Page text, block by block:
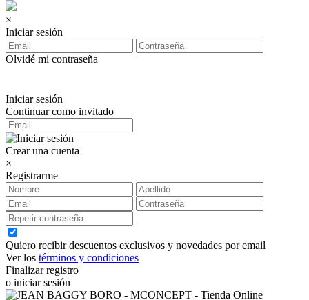
×
Iniciar sesión
Olvidé mi contraseña
Iniciar sesión
Continuar como invitado
Crear una cuenta
×
Registrarme
Quiero recibir descuentos exclusivos y novedades por email
Ver los términos y condiciones
Finalizar registro
o iniciar sesión